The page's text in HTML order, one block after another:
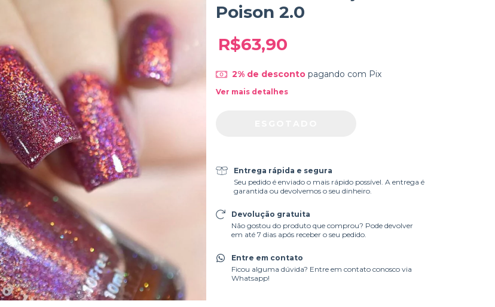
Poison 2.0
R$63,90
2% de descontopagando com Pix
Ver mais detalhes
Entrega rápida e segura
Seu pedido é enviado o mais rápido possível. A entrega é
garantida ou devolvemos o seu dinheiro.
Devolução gratuita
Não gostou do produto que comprou? Pode devolver
em até 7 dias após receber o seu pedido.
Entre em contato
Ficou alguma dúvida? Entre em contato conosco via
Whatsapp!